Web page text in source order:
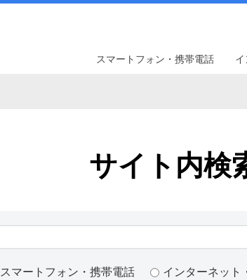
スマートフォン・携帯電話
サイト内検
スマートフォン・携帯電話 インターネット